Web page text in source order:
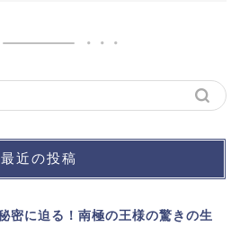
最近の投稿
密に迫る！南極の王様の驚きの生